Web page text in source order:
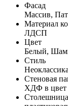
Фасад
Массив,
Материал
ЛДСП
Цвет
Белый,
Стиль
Неоклассика
Стеновая
ХДФ в цвет
Столешница